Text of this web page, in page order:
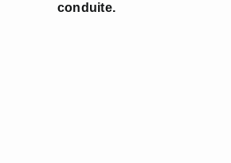
conduite.